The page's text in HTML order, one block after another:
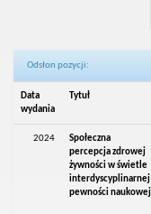
Odsłon pozycji:
Data
wydania
Tytuł
2024
Społeczna
percepcja zdrowej
żywności w świetle
interdyscyplinarnej
pewności naukowej